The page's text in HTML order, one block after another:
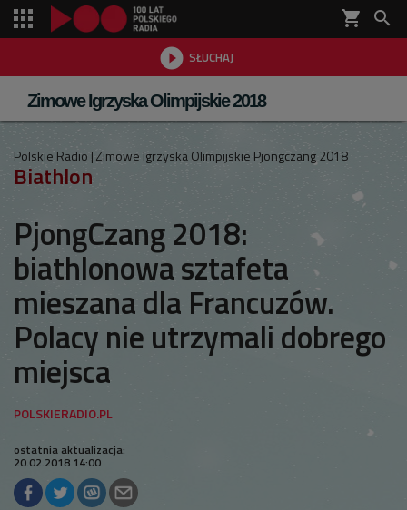
shopping_cart 
 SŁUCHAJ

Zimowe Igrzyska Olimpijskie 2018
Polskie Radio Zimowe Igrzyska Olimpijskie Pjongczang 2018
Biathlon
PjongCzang 2018:
biathlonowa sztafeta
mieszana dla Francuzów.
Polacy nie utrzymali dobrego
miejsca
ostatnia aktualizacja:
20.02.2018 14:00